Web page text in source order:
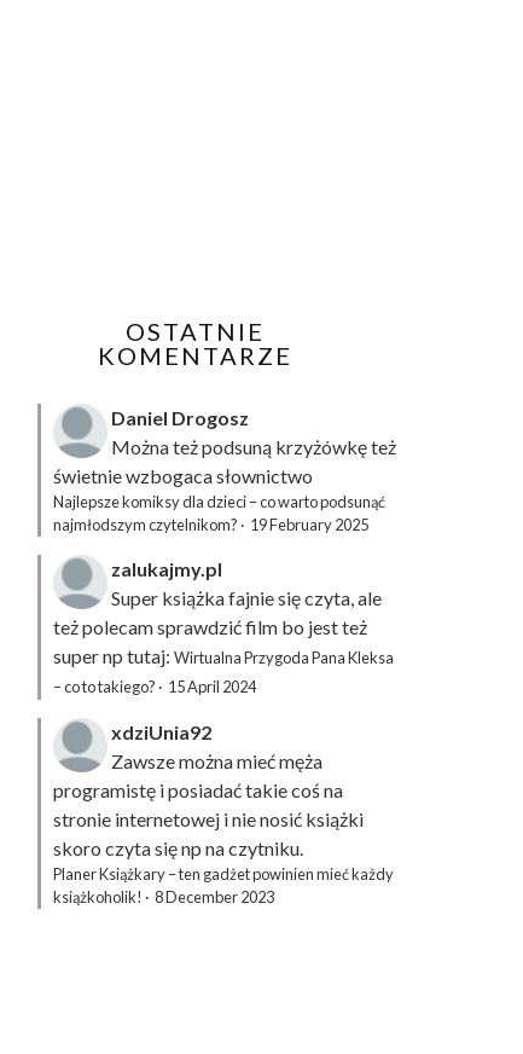
OSTATNIE
KOMENTARZE
Daniel Drogosz
Można też podsuną krzyżówkęteż
świetnie wzbogaca słownictwo
Najlepsze komiksy dla dzieci – co warto podsunąć
najmłodszym czytelnikom? · 19 February 2025
zalukajmy.pl
Super książka fajnie się czyta, ale
też polecam sprawdzić film bo jest też
super np tutaj: Wirtualna Przygoda Pana Kleksa
– co to takiego? · 15 April 2024
xdziUnia92
Zawsze można mieć męża
programistę i posiadać takie coś na
stronie internetowej i nie nosić książki
skoro czyta się np na czytniku.
Planer Książkary – ten gadżet powinien mieć każdy
książkoholik! · 8 December 2023